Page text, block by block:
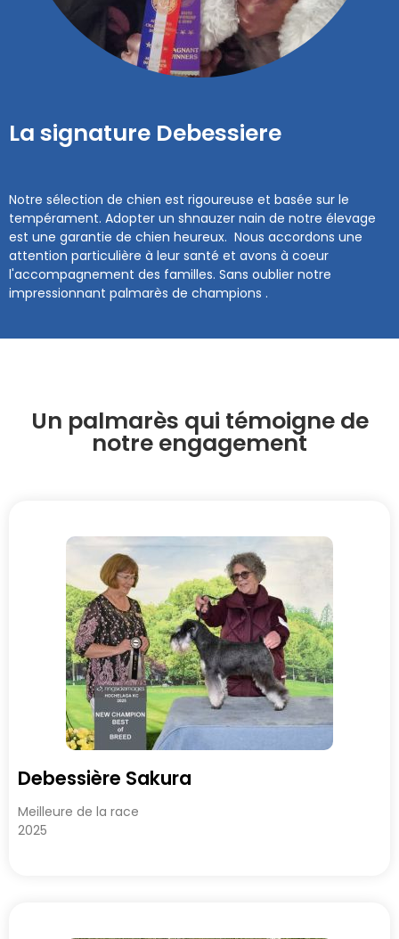
La signature Debessiere
Notre sélection de chien est rigoureuse et basée sur le
tempérament. Adopter un shnauzer nain de notre élevage
est une garantie de chien heureux. Nous accordons une
attention particulière à leur santé et avons à coeur
l'accompagnement des familles. Sans oublier notre
impressionnant palmarès de champions .
Un palmarès qui témoigne de
notre engagement
Debessière Sakura
Meilleure de la race
2025